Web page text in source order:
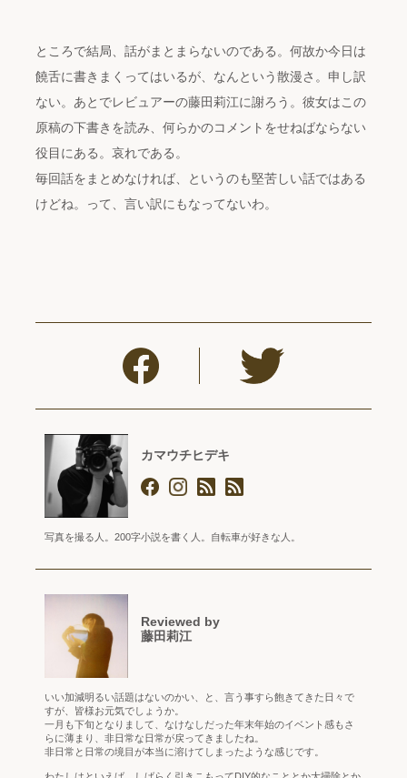
ところで結局、話がまとまらないのである。何故か今日は
饒舌に書きまくってはいるが、なんという散漫さ。申し訳
ない。あとでレビュアーの藤田莉江に謝ろう。彼女はこの
原稿の下書きを読み、何らかのコメントをせねばならない
役目にある。哀れである。
毎回話をまとめなければ、というのも堅苦しい話ではある
けどね。って、言い訳にもなってないわ。
カマウチヒデキ
写真を撮る人。200字小説を書く人。自転車が好きな人。
Reviewed by
藤田莉江
いい加減明るい話題はないのかい、と、言う事すら飽きてきた日々で
すが、皆様お元気でしょうか。
一月も下旬となりまして、なけなしだった年末年始のイベント感もさ
らに薄まり、非日常な日常が戻ってきましたね。
非日常と日常の境目が本当に溶けてしまったような感じです。